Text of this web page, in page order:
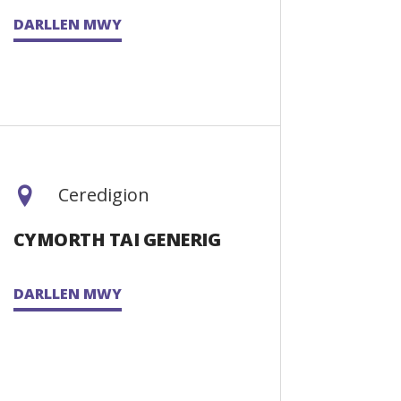
DARLLEN MWY
Ceredigion
CYMORTH TAI GENERIG
DARLLEN MWY